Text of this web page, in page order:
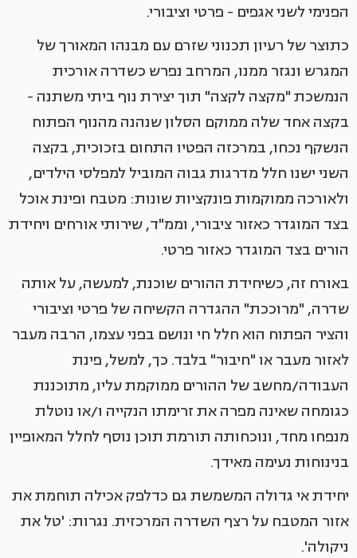
הפנימי לשני אגפים - פרטי וציבורי.
כתוצר של רעיון תכנוני שזרם עם מבנהו המאורך של
המגרש ונגזר ממנו, המרחב נפרש כשדרה אורכית
הנמשכת "מקצה לקצה" תוך יצירת נוף ביתי משתנה -
בקצה אחד שלה ממוקם הסלון שנהנה מהנוף הפתוח
הנשקף נכחו, במרכזה הפטיו התחום בזכוכית, בקצה
השני ישנו חלל מדרגות גבוה המוביל למפלסי הילדים,
ולאורכה ממוקמות פונקציות שונות: מטבח ופינת אוכל
בצד המוגדר כאזור ציבורי, וממ"ד, שירותי אורחים ויחידת
הורים בצד המוגדר כאזור פרטי.
באורח זה, כשיחידת ההורים שוכנת, למעשה, על אותה
שדרה, "מרוככת" ההגדרה הקשיחה של פרטי וציבורי
והציר הפתוח הוא חלל חי ונושם בפני עצמו, הרבה מעבר
לאזור מעבר או "חיבור" בלבד. כך, למשל, פינת
העבודה/מחשב של ההורים ממוקמת עליו, מתוכננת
כגומחה שאינה מפרה את זרימתו הנקייה ו/או נוטלת
מנפחו מחד, ונוכחותה תורמת תוכן נוסף לחלל המאופיין
בנינוחות נעימה מאידך.
יחידת אי גדולה המשמשת גם כדלפק אכילה תוחמת את
אזור המטבח על רצף השדרה המרכזית. נגרות: 'טל את
ניקולה'.